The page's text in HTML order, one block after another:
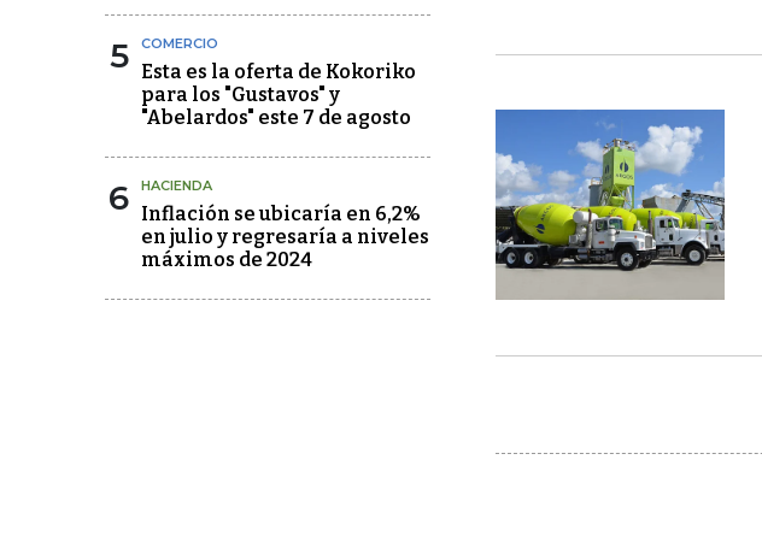
5 COMERCIO
Esta es la oferta de Kokoriko
para los "Gustavos" y
"Abelardos" este 7 de agosto
6 HACIENDA
Inflación se ubicaría en 6,2%
en julio y regresaría a niveles
máximos de 2024